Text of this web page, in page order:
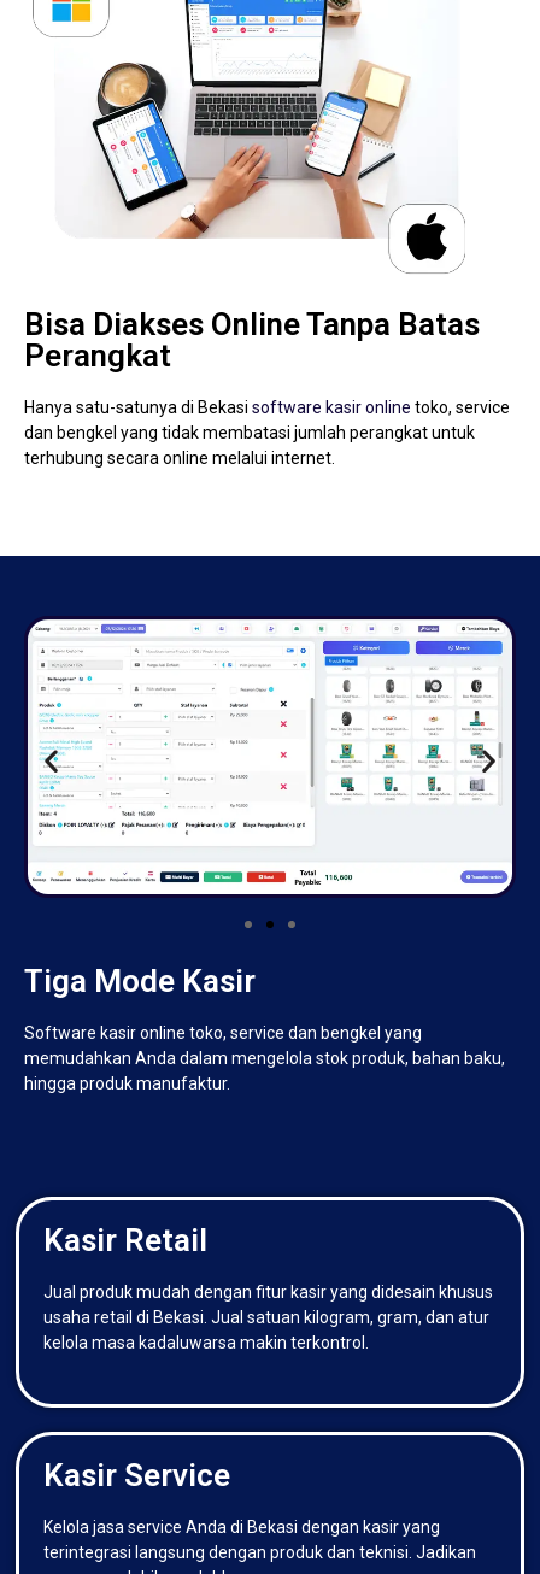
Bisa Diakses Online Tanpa Batas
Perangkat
Hanya satu-satunya di Bekasi software kasir online toko, service
dan bengkel yang tidak membatasi jumlah perangkat untuk
terhubung secara online melalui internet.
Tiga Mode Kasir
Software kasir online toko, service dan bengkel yang
memudahkan Anda dalam mengelola stok produk, bahan baku,
hingga produk manufaktur.
Kasir Retail
Jual produk mudah dengan fitur kasir yang didesain khusus
usaha retail di Bekasi. Jual satuan kilogram, gram, dan atur
kelola masa kadaluwarsa makin terkontrol.
Kasir Service
Kelola jasa service Anda di Bekasi dengan kasir yang
terintegrasi langsung dengan produk dan teknisi. Jadikan